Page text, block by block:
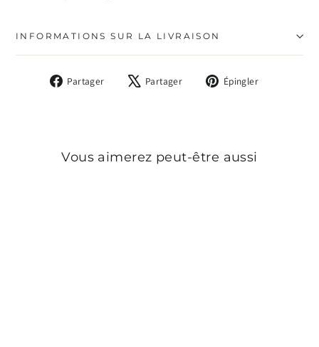
INFORMATIONS SUR LA LIVRAISON
Partager
PartagerPartager
TweeterÉpingler
Vous aimerez peut-être aussi